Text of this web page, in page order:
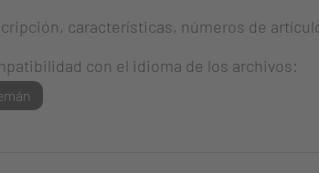
características, números de
con el idioma de los archivos: